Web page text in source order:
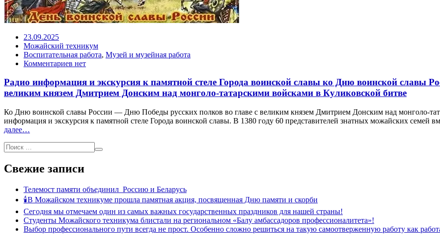
23.09.2025
Можайский техникум
Воспитательная работа, Музей и музейная работа
Комментариев нет
Радио информация и экскурсия к памятной стеле Города воинской славы ко Дню воинской славы
великим князем Дмитрием Донским над монголо-татарскими войсками в Куликовской битве
Ко Дню воинской славы России — Дню Победы русских полков во главе с великим князем Дмитрием Донским над монголо-
информация и экскурсия к памятной стеле Города воинской славы. В 1380 году 60 представителей знатных можайских семей
далее…
Свежие записи
Телемост памяти объединил Россию и Беларусь
🕯В Можайском техникуме прошла памятная акция, посвященная Дню памяти и скорби
Сегодня мы отмечаем один из самых важных государственных праздников для нашей страны!
Студенты Можайского техникума блистали на региональном «Балу амбассадоров профессионалитета»!
Выбор профессионального пути всегда не прост. Особенно сложно решиться на такую самоотверженную работу как